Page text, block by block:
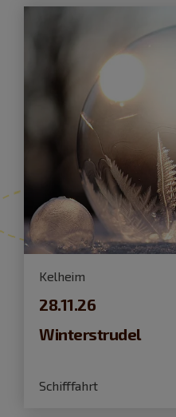
Kelheim
28.11.26
Winterstrudel
Schifffahrt